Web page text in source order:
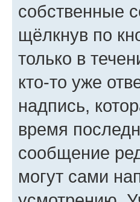
собственные
щёлкнув по
только в
кто-то уже
надпись,
время
сообщение
могут сами